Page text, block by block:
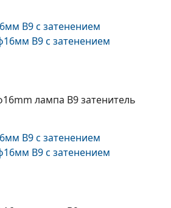
В9 с затенением
лампа B9 затенитель
В9 с затенением